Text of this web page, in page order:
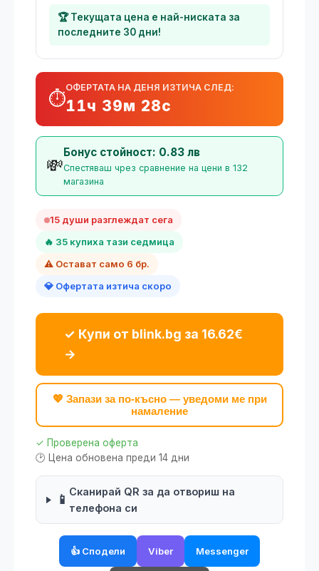
🏆 Текущата цена е най-ниската за
последните 30 дни!
⏱️
ОФЕРТАТА НА ДЕНЯ ИЗТИЧА СЛЕД:
11ч 39м 28с
💸
Бонус стойност: 0.83 лв
Спестяваш чрез сравнение на цени в 132
магазина
15 души разглеждат сега
🔥 35 купиха тази седмица
⚠️ Остават само 6 бр.
💎 Офертата изтича скоро
✓ Купи от blink.bg за 16.62€
→
💖 Запази за по-късно — уведоми ме при
намаление
✓ Проверена оферта
🕑 Цена обновена преди 14 дни
📱
Сканирай QR за да отвориш на
телефона си
👍 Сподели Viber Messenger